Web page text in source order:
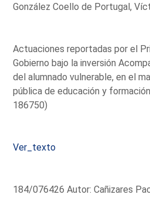
González Coello de Portugal,
Actuaciones reportadas por el
Gobierno bajo la inversión
del alumnado vulnerable, en el
pública de educación y
186750)
Ver_texto
184/076426 Autor: Cañizares